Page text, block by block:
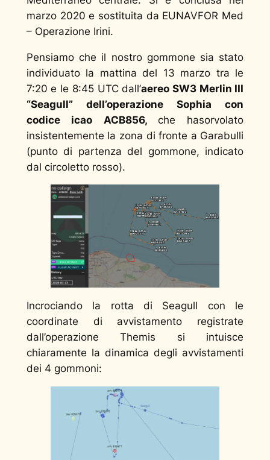
marzo 2020 e sostituita da EUNAVFOR Med
– Operazione Irini.
Pensiamo che il nostro gommone sia stato
individuato la mattina del 13 marzo tra le
7:20 e le 8:45 UTC dall’aereo SW3 Merlin III
“Seagull” dell’operazione Sophia con
codice icao ACB856, che hasorvolato
insistentemente la zona di fronte a Garabulli
(punto di partenza del gommone, indicato
dal circoletto rosso).
Incrociando la rotta di Seagull con le
coordinate di avvistamento registrate
dall’operazione Themis si intuisce
chiaramente la dinamica degli avvistamenti
dei 4 gommoni: